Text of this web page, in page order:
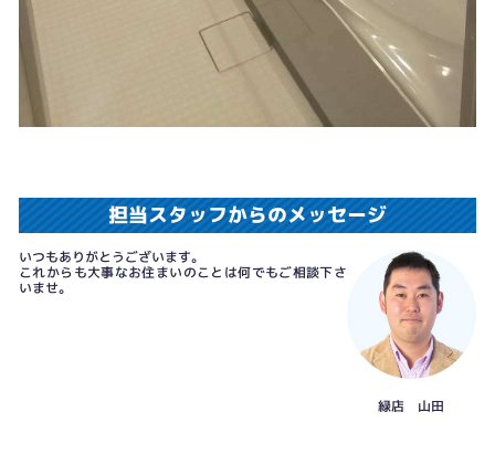
担当スタッフからのメッセージ
いつもありがとうございます。
これからも大事なお住まいのことは何でもご相談下さ
いませ。
緑店 山田